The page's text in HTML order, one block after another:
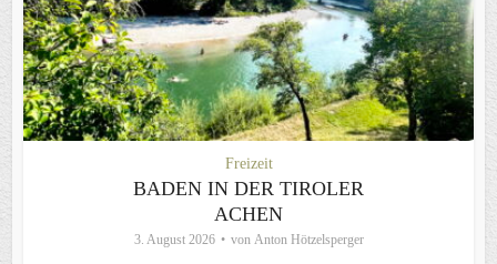
Freizeit
BADEN IN DER TIROLER
ACHEN
3. August 2026 von Anton Hötzelsperger